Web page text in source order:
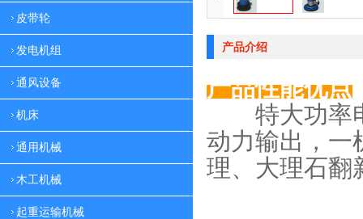
皮带轮
发电机组
通风设备
机床
通用机械
木工机械
起重运输机械
产品介绍
产品性能优点
特大功率电
动力输出，一
理、大理石翻